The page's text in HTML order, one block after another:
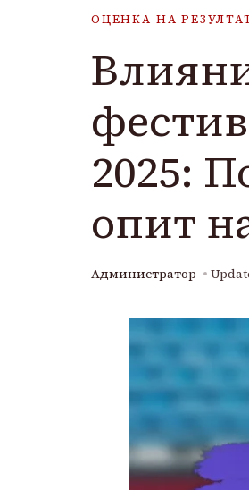
ОЦЕНКА НА
2025:
опит
Администратор